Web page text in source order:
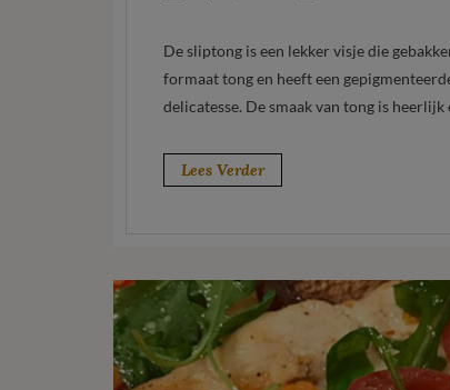
De sliptong is een lekker visje die
formaat tong en heeft een
delicatesse. De smaak van tong is
Lees Verder